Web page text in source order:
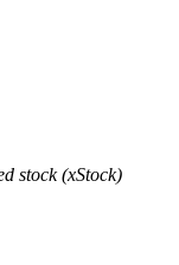
收入
stock (xStock)